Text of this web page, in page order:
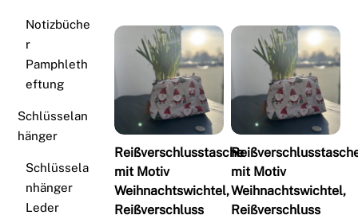
Reißverschlusstasche
mit Motiv
Weihnachtswichtel,
Reißverschluss
mit Motiv
Weihnachtswichtel,
Reißverschluss
Notizbüche
r
Pamphleth
eftung
Schlüsselan
hänger
Schlüssela
nhänger
Leder